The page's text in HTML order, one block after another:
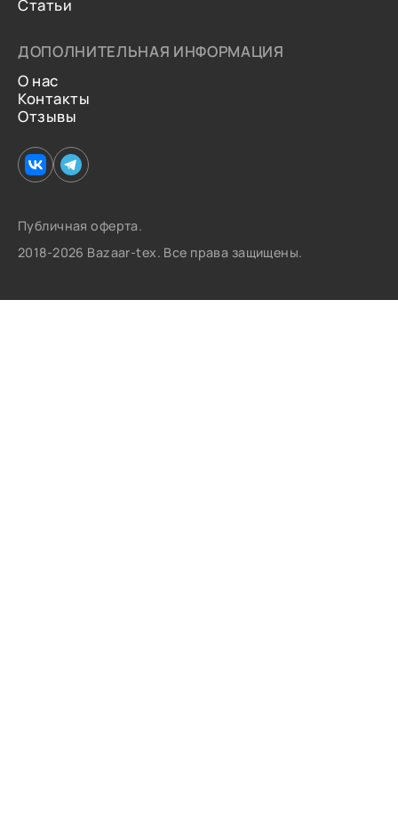
Статьи
ДОПОЛНИТЕЛЬНАЯ ИНФОРМАЦИЯ
О нас
Контакты
Отзывы
Публичная оферта.
2018-2026 Bazaar-tex. Все права защищены.